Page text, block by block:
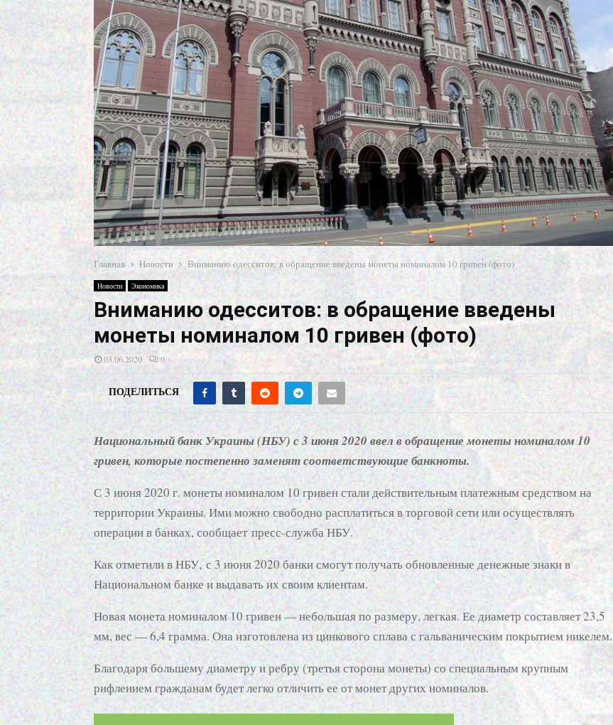
Главная Новости Вниманию одесситов: в обращение введены монеты номиналом 10 гривен (фото)
Новости Экономика
Вниманию одесситов: в обращение введены
монеты номиналом 10 гривен (фото)
03.06.2020 0
ПОДЕЛИТЬСЯ
Национальный банк Украины (НБУ) с 3 июня 2020 ввел в обращение монеты номиналом 10
гривен, которые постепенно заменят соответствующие банкноты.
С 3 июня 2020 г. монеты номиналом 10 гривен стали действительным платежным средством на
территории Украины. Ими можно свободно расплатиться в торговой сети или осуществлять
операции в банках, сообщает пресс-служба НБУ.
Как отметили в НБУ, с 3 июня 2020 банки смогут получать обновленные денежные знаки в
Национальном банке и выдавать их своим клиентам.
Новая монета номиналом 10 гривен — небольшая по размеру, легкая. Ее диаметр составляет 23,5
мм, вес — 6,4 грамма. Она изготовлена из цинкового сплава с гальваническим покрытием никелем.
Благодаря большему диаметру и ребру (третья сторона монеты) со специальным крупным
рифлением гражданам будет легко отличить ее от монет других номиналов.